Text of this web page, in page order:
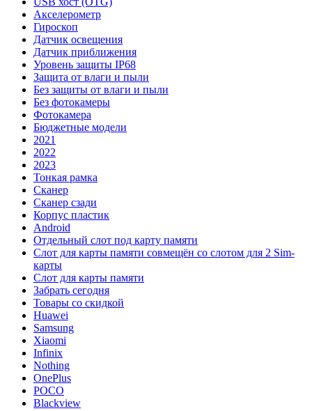
Акселерометр
Гироскоп
Датчик освещения
Датчик приближения
Уровень защиты IP68
Защита от влаги и пыли
Без защиты от влаги и пыли
Без фотокамеры
Фотокамера
Бюджетные модели
2021
2022
2023
Тонкая рамка
Сканер
Сканер сзади
Корпус пластик
Android
Отдельный слот под карту памяти
Слот для карты памяти совмещён со слотом для 2 Sim-
карты
Слот для карты памяти
Забрать сегодня
Товары со скидкой
Huawei
Samsung
Xiaomi
Infinix
Nothing
OnePlus
POCO
Blackview